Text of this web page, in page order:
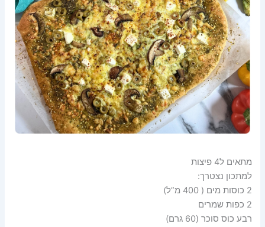
מתאים ל4 פיצות
למתכון נצטרך:
2 כוסות מים ( 400 מ”ל)
2 כפות שמרים
רבע כוס סוכר (60 גרם)